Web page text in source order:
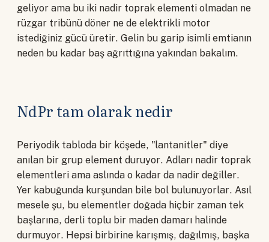
geliyor ama bu iki nadir toprak elementi olmadan ne
rüzgar tribünü döner ne de elektrikli motor
istediğiniz gücü üretir. Gelin bu garip isimli emtianın
neden bu kadar baş ağrıttığına yakından bakalım.
NdPr tam olarak nedir
Periyodik tabloda bir köşede, "lantanitler" diye
anılan bir grup element duruyor. Adları nadir toprak
elementleri ama aslında o kadar da nadir değiller.
Yer kabuğunda kurşundan bile bol bulunuyorlar. Asıl
mesele şu, bu elementler doğada hiçbir zaman tek
başlarına, derli toplu bir maden damarı halinde
durmuyor. Hepsi birbirine karışmış, dağılmış, başka